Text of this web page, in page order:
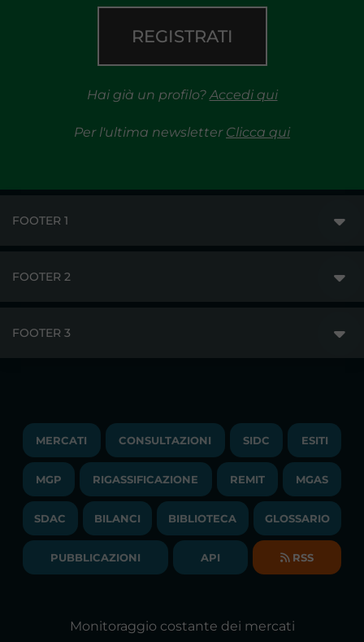
REGISTRATI
Hai già un profilo?Accedi qui
Per l'ultima newsletter Clicca qui
FOOTER 1
PUBBLICAZIONI
COMUNICATI/NEWS
NEWSLETTER
BILANCI DI ESERCIZIO
FOOTER 2
LAVORA CON NOI
BANDI DI GARA E CONTRATTI
SOCIETA' TRASPARENTE
FOOTER 3
TRAYPORT M. ELETTRICO
LIQUIDITY PROVIDERS
BIBLIOTECA
GLOSSARIO
DICHIARAZIONE DI ACCESSIBILITÀ
MERCATI CONSULTAZIONI SIDC ESITI
MGP RIGASSIFICAZIONE REMIT MGAS
SDAC BILANCI BIBLIOTECA GLOSSARIO
PUBBLICAZIONI API RSS
Monitoraggio costante dei mercati